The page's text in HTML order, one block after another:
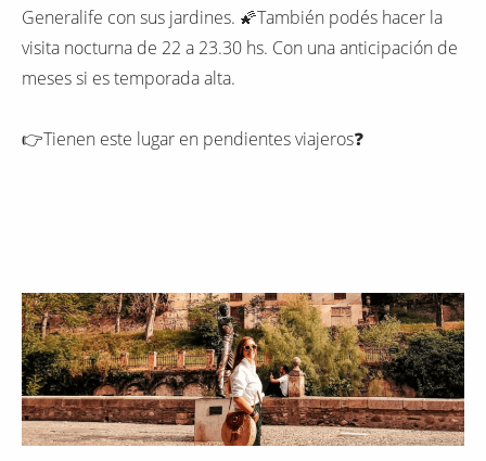
Generalife con sus jardines. 🌠También podés hacer la
visita nocturna de 22 a 23.30 hs. Con una anticipación de
meses si es temporada alta.
👉Tienen este lugar en pendientes viajeros❓️